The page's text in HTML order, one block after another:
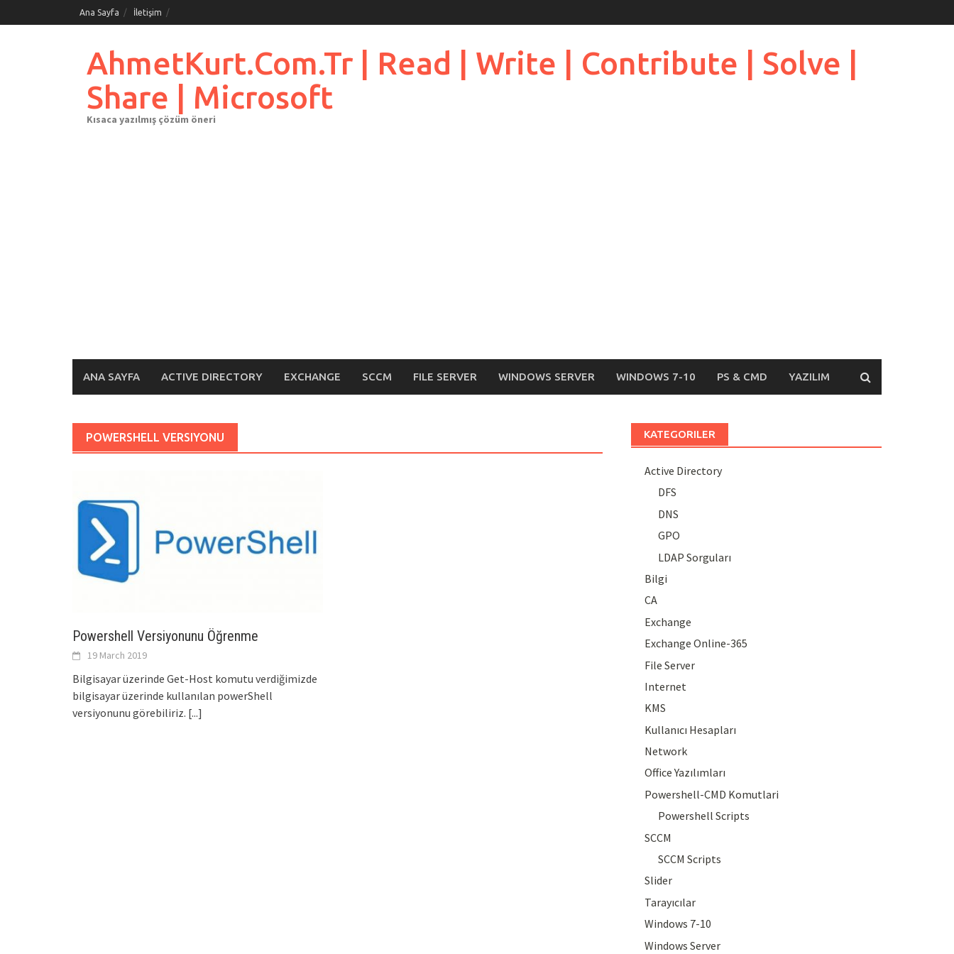
to
Ana Sayfa İletişim
AhmetKurt.Com.Tr | Read | Write | Contribute | Solve |
Share | Microsoft
Kısaca yazılmış çözüm öneri
ANA SAYFA ACTIVE DIRECTORY EXCHANGE SCCM FILE SERVER WINDOWS SERVER WINDOWS 7-10 PS & CMD YAZILIM
POWERSHELL VERSIYONU
Powershell Versiyonunu Öğrenme
19 March 2019
Bilgisayar üzerinde Get-Host komutu verdiğimizde
bilgisayar üzerinde kullanılan powerShell
versiyonunu görebiliriz. [...]
KATEGORILER
Active Directory
DFS
DNS
GPO
LDAP Sorguları
Bilgi
CA
Exchange
Exchange Online-365
File Server
Internet
KMS
Kullanıcı Hesapları
Network
Office Yazılımları
Powershell-CMD Komutlari
Powershell Scripts
SCCM
SCCM Scripts
Slider
Tarayıcılar
Windows 7-10
Windows Server